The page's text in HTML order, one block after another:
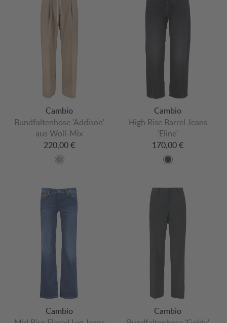
Cambio
Bundfaltenhose 'Addison'
aus Woll-Mix
220,00 €
Cambio
High Rise Barrel Jeans
'Eline'
170,00 €
Cambio
Cambio